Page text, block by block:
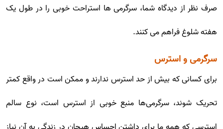
صرف نظر از دیدگاه شما، سرگرمی ها استراحت خوبی را در طول یک
هفته شلوغ فراهم می کنند.
سرگرمی و استرس
برای کسانی که بیش از حد استرس ندارند و ممکن است در واقع کمتر
تحریک شوند، سرگرمی‌ها منبع خوبی از استرس است، نوع سالم